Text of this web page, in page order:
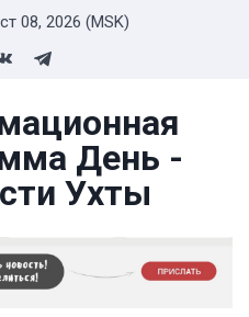
08, 2026 (MSK)
День -
Ухты